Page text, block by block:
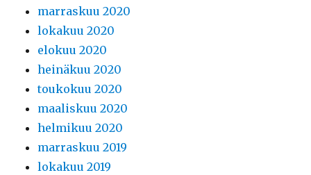
marraskuu 2020
lokakuu 2020
elokuu 2020
heinäkuu 2020
toukokuu 2020
maaliskuu 2020
helmikuu 2020
marraskuu 2019
lokakuu 2019